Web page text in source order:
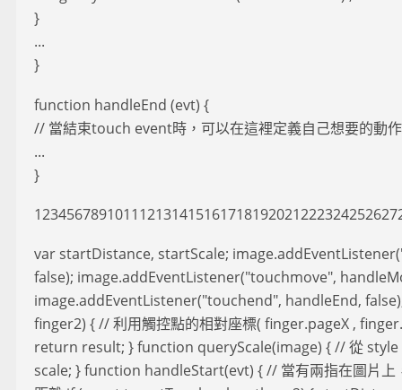
}
...
}
function handleEnd (evt) {
// 當結束touch event時，可以在這裡定義自己想要的動作
...
}
var startDistance, startScale;
false); image.addEventListener("touchmove",
image.addEventListener("touchend", handleEnd,
finger2) { // 利用觸控點的相對座標( finger.pageX ,
return result; } function queryScale(image) { // 從 style
scale; } function handleStart(evt) { // 當有兩指在圖片上